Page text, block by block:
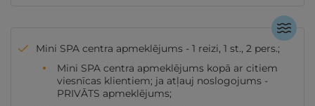
Mini SPA centra apmeklējums - 1 reizi, 1 st., 2 pers.;
Mini SPA centra apmeklējums kopā ar citiem
viesnīcas klientiem; ja atļauj noslogojums -
PRIVĀTS apmeklējums;